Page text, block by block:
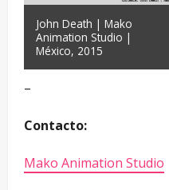
John Death | Mako
Animation Studio |
México, 2015
–
Contacto:
Mako Animation Studio